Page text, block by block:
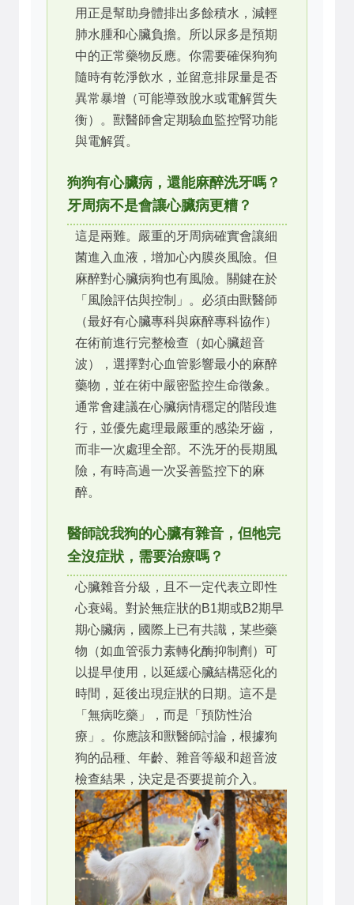
用正是幫助身體排出多餘積水，減輕
肺水腫和心臟負擔。所以尿多是預期
中的正常藥物反應。你需要確保狗狗
隨時有乾淨飲水，並留意排尿量是否
異常暴增（可能導致脫水或電解質失
衡）。獸醫師會定期驗血監控腎功能
與電解質。
狗狗有心臟病，還能麻醉洗牙嗎？
牙周病不是會讓心臟病更糟？
這是兩難。嚴重的牙周病確實會讓細
菌進入血液，增加心內膜炎風險。但
麻醉對心臟病狗也有風險。關鍵在於
「風險評估與控制」。必須由獸醫師
（最好有心臟專科與麻醉專科協作）
在術前進行完整檢查（如心臟超音
波），選擇對心血管影響最小的麻醉
藥物，並在術中嚴密監控生命徵象。
通常會建議在心臟病情穩定的階段進
行，並優先處理最嚴重的感染牙齒，
而非一次處理全部。不洗牙的長期風
險，有時高過一次妥善監控下的麻
醉。
醫師說我狗的心臟有雜音，但牠完
全沒症狀，需要治療嗎？
心臟雜音分級，且不一定代表立即性
心衰竭。對於無症狀的B1期或B2期早
期心臟病，國際上已有共識，某些藥
物（如血管張力素轉化酶抑制劑）可
以提早使用，以延緩心臟結構惡化的
時間，延後出現症狀的日期。這不是
「無病吃藥」，而是「預防性治
療」。你應該和獸醫師討論，根據狗
狗的品種、年齡、雜音等級和超音波
檢查結果，決定是否要提前介入。